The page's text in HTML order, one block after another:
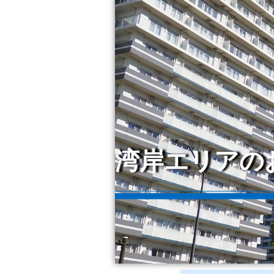
湾岸エリア